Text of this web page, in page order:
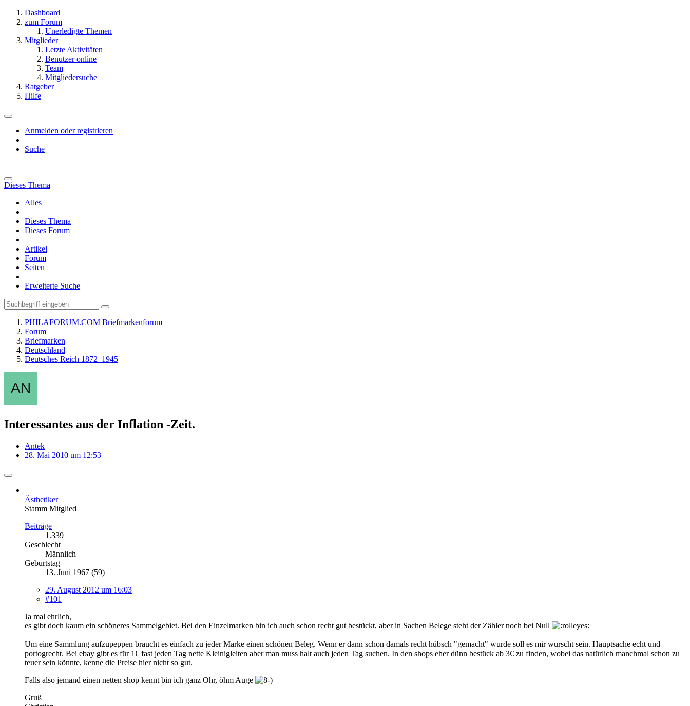
Dashboard
zum Forum
Unerledigte Themen
Mitglieder
Letzte Aktivitäten
Benutzer online
Team
Mitgliedersuche
Ratgeber
Hilfe
Anmelden oder registrieren
Suche
Dieses Thema
Alles
Dieses Thema
Dieses Forum
Artikel
Forum
Seiten
Erweiterte Suche
PHILAFORUM.COM Briefmarkenforum
Forum
Briefmarken
Deutschland
Deutsches Reich 1872–1945
Interessantes aus der Inflation -Zeit.
Antek
28. Mai 2010 um 12:53
Ästhetiker
Stamm Mitglied
Beiträge
1.339
Geschlecht
Männlich
Geburtstag
13. Juni 1967 (59)
29. August 2012 um 16:03
#101
Ja mal ehrlich,
es gibt doch kaum ein schöneres Sammelgebiet. Bei den Einzelmarken bin ich auch schon recht gut bestückt, aber in Sachen Belege steht der Zähler noch bei Null
Um eine Sammlung aufzupeppen braucht es einfach zu jeder Marke einen schönen Beleg. Wenn er dann schon damals recht hübsch "gemacht" wurde soll es mir wurscht sein. Hauptsache echt und
portogrecht. Bei ebay gibt es für 1€ fast jeden Tag nette Kleinigleiten aber man muss halt auch jeden Tag suchen. In den shops eher dünn bestück ab 3€ zu finden, wobei das natürlich manchmal schon zu
teuer sein könnte, kenne die Preise hier nicht so gut.
Falls also jemand einen netten shop kennt bin ich ganz Ohr, öhm Auge
Gruß